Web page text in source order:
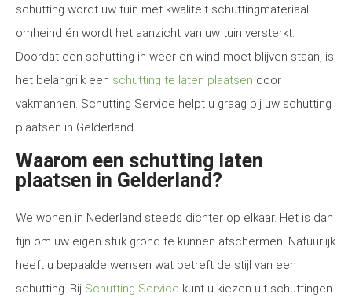
schutting wordt uw tuin met kwaliteit schuttingmateriaal
omheind én wordt het aanzicht van uw tuin versterkt.
Doordat een schutting in weer en wind moet blijven staan, is
het belangrijk een schutting te laten plaatsen door
vakmannen. Schutting Service helpt u graag bij uw schutting
plaatsen in Gelderland.
Waarom een schutting laten
plaatsen in Gelderland?
We wonen in Nederland steeds dichter op elkaar. Het is dan
fijn om uw eigen stuk grond te kunnen afschermen. Natuurlijk
heeft u bepaalde wensen wat betreft de stijl van een
schutting. Bij Schutting Service kunt u kiezen uit schuttingen